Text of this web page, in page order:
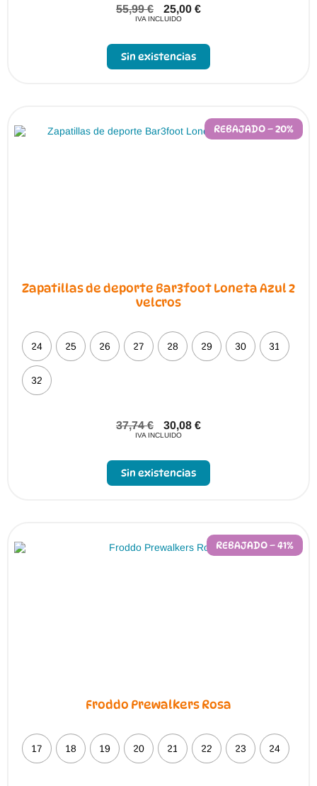
55,99€ 25,00 €
IVA INCLUIDO
Sin existencias
REBAJADO – 20%
Zapatillas de deporte Bar3foot Loneta Azul 2
velcros
24 25 26 27 28 29 30 31
32
37,74€ 30,08 €
IVA INCLUIDO
Sin existencias
REBAJADO – 41%
Froddo Prewalkers Rosa
17 18 19 20 21 22 23 24